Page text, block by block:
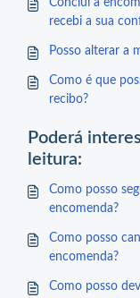
Concluí a
recebi a sua
Posso alterar a
Como é que
recibo?
Poderá
leitura:
Como posso
encomenda?
Como posso
encomenda?
Como posso